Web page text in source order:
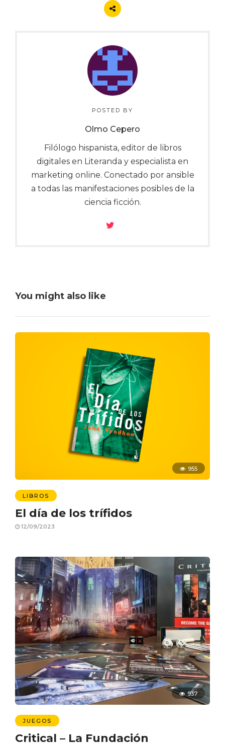
POSTED BY
Olmo Cepero
Filólogo hispanista, editor de libros
digitales en Literanda y especialista en
marketing online. Conectado por ansible
a todas las manifestaciones posibles de la
ciencia ficción.
You might also like
955
LIBROS
El día de los trífidos
12/09/2023
937
JUEGOS
Critical – La Fundación